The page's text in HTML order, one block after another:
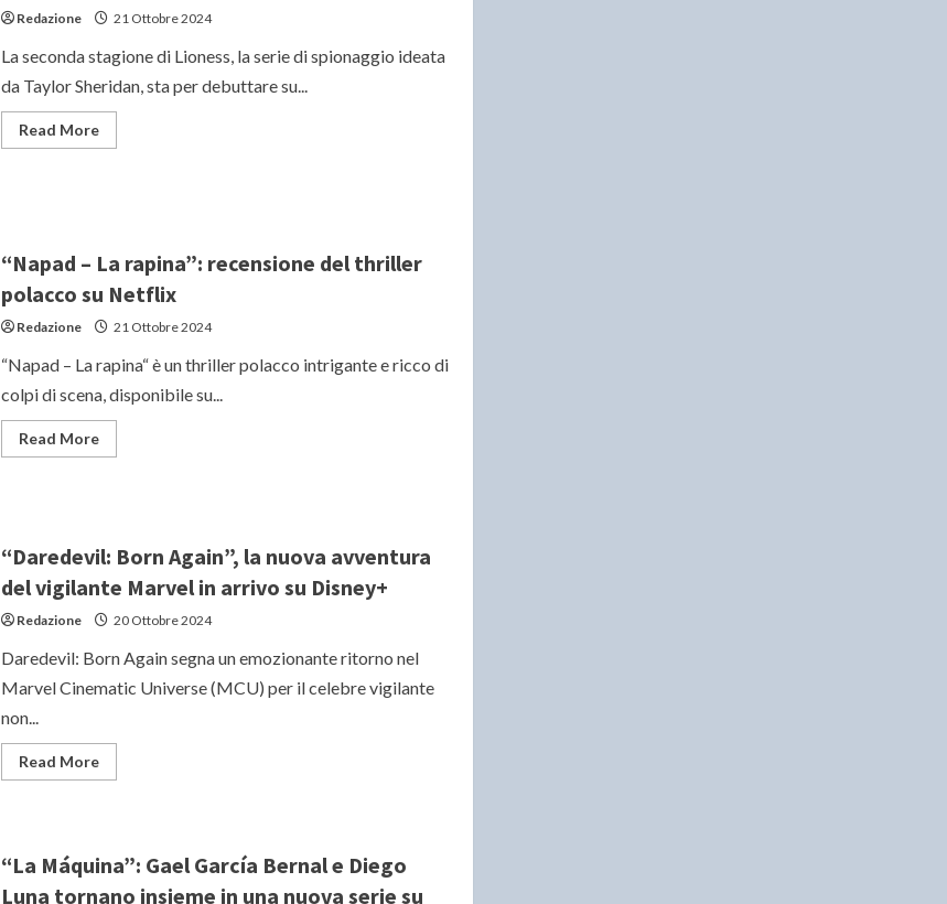
Miriam
Redazione 21 Ottobre 2024
La seconda stagione di Lioness, la serie di spionaggio ideata
da Taylor Sheridan, sta per debuttare su...
Read MoreRead
more
comando
nella
stagione
“Napad – La rapina”: recensione del thriller
polacco su Netflix
Redazione 21 Ottobre 2024
“Napad – La rapina“ è un thriller polacco intrigante e ricco di
colpi di scena, disponibile su...
Read MoreRead
more
recensione
del
polacco
Netflix
“Daredevil: Born Again”, la nuova avventura
del vigilante Marvel in arrivo su Disney+
Redazione 20 Ottobre 2024
Daredevil: Born Again segna un emozionante ritorno nel
Marvel Cinematic Universe (MCU) per il celebre vigilante
non...
Read MoreRead
more
nuova
del
“La Máquina”: Gael García Bernal e Diego
Luna tornano insieme in una nuova serie su